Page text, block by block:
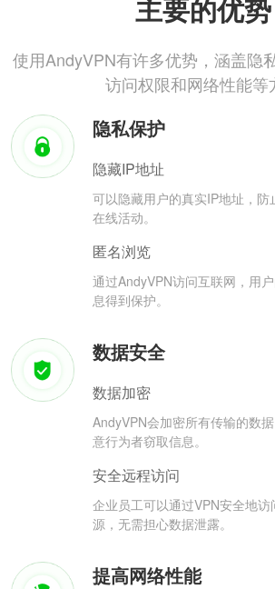
主要的优势
使用AndyVPN有许多优势，涵盖隐
访问权限和网络性能等
隐私保护
隐藏IP地址
可以隐藏用户的真实IP地址，防
在线活动。
匿名浏览
通过AndyVPN访问互联网，用
息得到保护。
数据安全
数据加密
AndyVPN会加密所有传输的数
意行为者窃取信息。
安全远程访问
企业员工可以通过VPN安全地
源，无需担心数据泄露。
提高网络性能